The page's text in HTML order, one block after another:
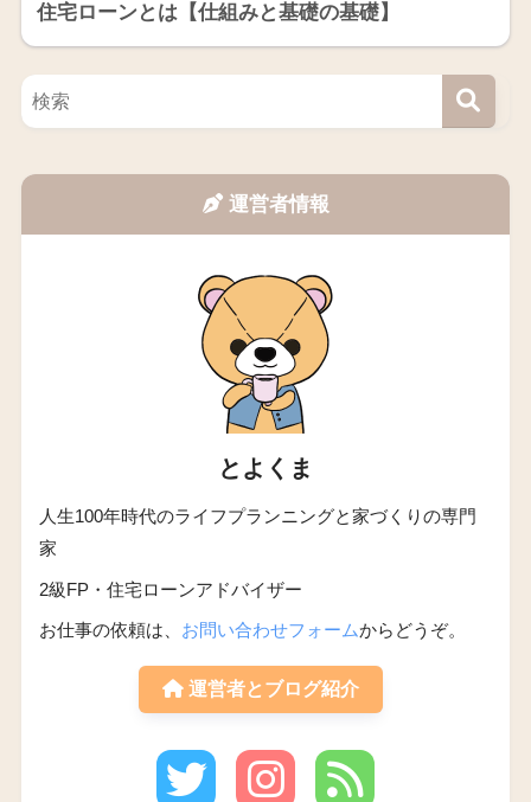
住宅ローンとは【仕組みと基礎の基礎】
運営者情報
とよくま
人生100年時代のライフプランニングと家づくりの専門
家
2級FP・住宅ローンアドバイザー
お仕事の依頼は、 お問い合わせフォームからどうぞ。
運営者とブログ紹介